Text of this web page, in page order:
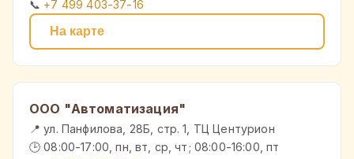
📞 +7 499 403-37-16
На карте
ООО "Автоматизация"
📍 ул. Панфилова, 28Б, стр. 1, ТЦ Центурион
🕒 08:00-17:00, пн, вт, ср, чт; 08:00-16:00, пт